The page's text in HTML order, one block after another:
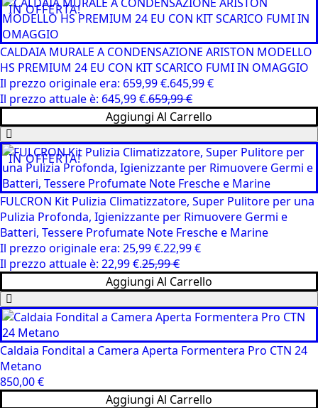
IN OFFERTA!
CALDAIA MURALE A CONDENSAZIONE ARISTON MODELLO
HS PREMIUM 24 EU CON KIT SCARICO FUMI IN OMAGGIO
659,99€
Il prezzo originale era: 659,99 €.645,99€
Il prezzo attuale è: 645,99 €.
Aggiungi Al Carrello
IN OFFERTA!
FULCRON Kit Pulizia Climatizzatore, Super Pulitore per una
Pulizia Profonda, Igienizzante per Rimuovere Germi e
Batteri, Tessere Profumate Note Fresche e Marine
25,99€
Il prezzo originale era: 25,99 €.22,99€
Il prezzo attuale è: 22,99 €.
Aggiungi Al Carrello
Caldaia Fondital a Camera Aperta Formentera Pro CTN 24
Metano
850,00€
Aggiungi Al Carrello